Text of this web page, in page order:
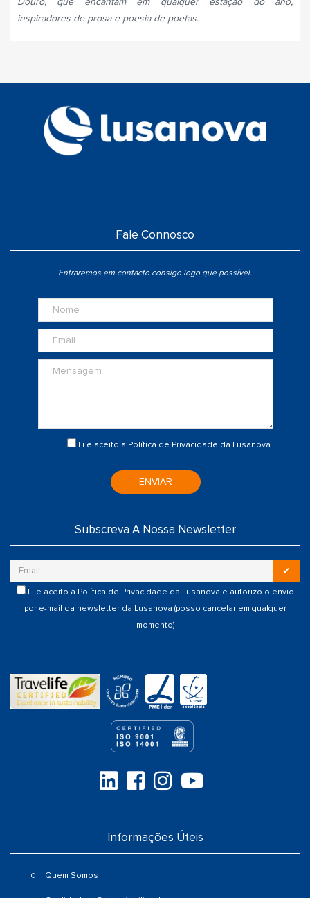
inspiradores de prosa e poesia de poetas.
Fale Connosco
Entraremos em contacto consigo logo que possível.
Li e aceito a Política de Privacidade da Lusanova
ENVIAR
Subscreva A Nossa Newsletter
✔
Li e aceito a Política de Privacidade da Lusanova e autorizo o envio
por e-mail da newsletter da Lusanova (posso cancelar em qualquer
momento)
Informações Úteis
Quem Somos